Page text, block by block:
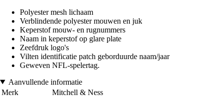
Polyester mesh lichaam
Verblindende polyester mouwen en juk
Keperstof mouw- en rugnummers
Naam in keperstof op glare plate
Zeefdruk logo's
Vilten identificatie patch geborduurde naam/jaar
Geweven NFL-spelertag.
Aanvullende informatie
Merk
Mitchell & Ness